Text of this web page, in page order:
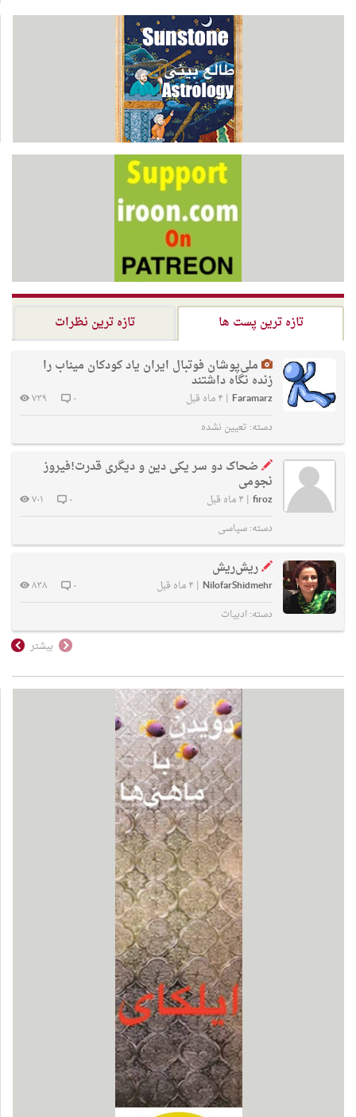
تازه ترین پست ها
تازه ترین نظرات
ملی‌پوشان فوتبال ایران یاد کودکان میناب را
زنده نگاه داشتند
Faramarz
| ۴ ماه قبل ۰
۷۳۹
دسته: تعیین نشده
ضحاک دو سر یکی دین و دیگری قدرت!فیروز
نجومی
firoz
| ۴ ماه قبل ۰
۷۰۱
دسته:سیاسی
ریش‌ریش
NilofarShidmehr
| ۴ ماه قبل ۰
۸۳۸
دسته:ادبیات
بیشتر